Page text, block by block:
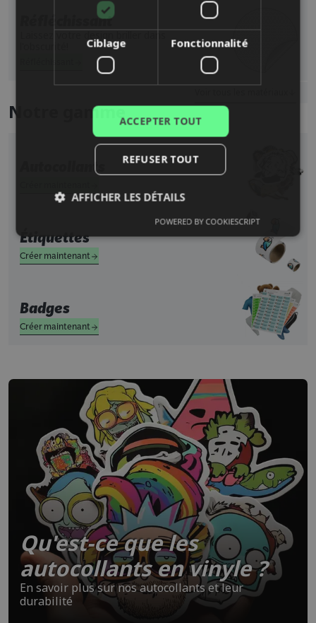
Réfléchissant
Notre gamme
Autocollants
Étiquettes
Créer maintenant
Badges
Créer maintenant
Qu'est-ce que les
autocollants en vinyle ?
En savoir plus sur nos autocollants et leur
durabilité
POLISH
Ciblage Fonctionnalité
ACCEPTER TOUT
REFUSER TOUT
AFFICHER LES DÉTAILS
POWERED BY COOKIESCRIPT